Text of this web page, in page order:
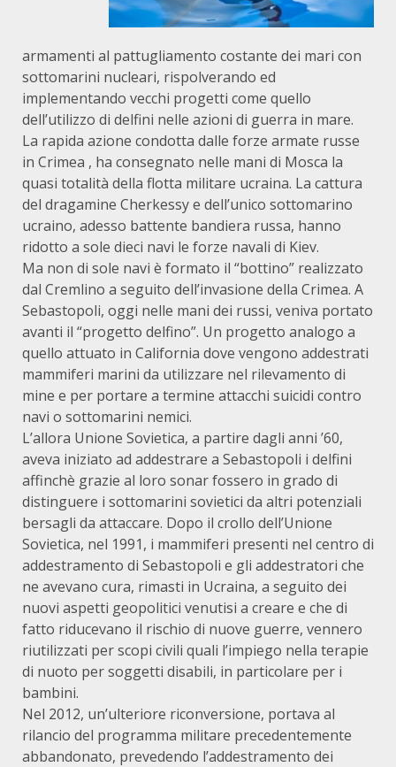
armamenti al pattugliamento costante dei mari con
sottomarini nucleari, rispolverando ed
implementando vecchi progetti come quello
dell’utilizzo di delfini nelle azioni di guerra in mare.
La rapida azione condotta dalle forze armate russe
in Crimea , ha consegnato nelle mani di Mosca la
quasi totalità della flotta militare ucraina. La cattura
del dragamine Cherkessy e dell’unico sottomarino
ucraino, adesso battente bandiera russa, hanno
ridotto a sole dieci navi le forze navali di Kiev.
Ma non di sole navi è formato il “bottino” realizzato
dal Cremlino a seguito dell’invasione della Crimea. A
Sebastopoli, oggi nelle mani dei russi, veniva portato
avanti il “progetto delfino”. Un progetto analogo a
quello attuato in California dove vengono addestrati
mammiferi marini da utilizzare nel rilevamento di
mine e per portare a termine attacchi suicidi contro
navi o sottomarini nemici.
L’allora Unione Sovietica, a partire dagli anni ’60,
aveva iniziato ad addestrare a Sebastopoli i delfini
affinchè grazie al loro sonar fossero in grado di
distinguere i sottomarini sovietici da altri potenziali
bersagli da attaccare. Dopo il crollo dell’Unione
Sovietica, nel 1991, i mammiferi presenti nel centro di
addestramento di Sebastopoli e gli addestratori che
ne avevano cura, rimasti in Ucraina, a seguito dei
nuovi aspetti geopolitici venutisi a creare e che di
fatto riducevano il rischio di nuove guerre, vennero
riutilizzati per scopi civili quali l’impiego nella terapie
di nuoto per soggetti disabili, in particolare per i
bambini.
Nel 2012, un’ulteriore riconversione, portava al
rilancio del programma militare precedentemente
abbandonato, prevedendo l’addestramento dei